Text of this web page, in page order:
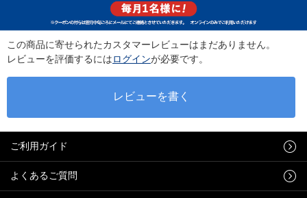
この商品に寄せられたカスタマーレビューはまだありません。
レビューを評価するにはログインが必要です。
ご利用ガイド
よくあるご質問